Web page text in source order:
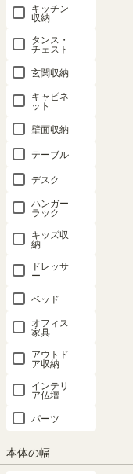
キッチン
収納
タンス・
チェスト
玄関収納
キャビネ
ット
壁面収納
テーブル
デスク
ハンガー
ラック
キッズ収
納
ドレッサ
ー
ベッド
オフィス
家具
アウトド
ア収納
インテリ
ア仏壇
パーツ
本体の幅